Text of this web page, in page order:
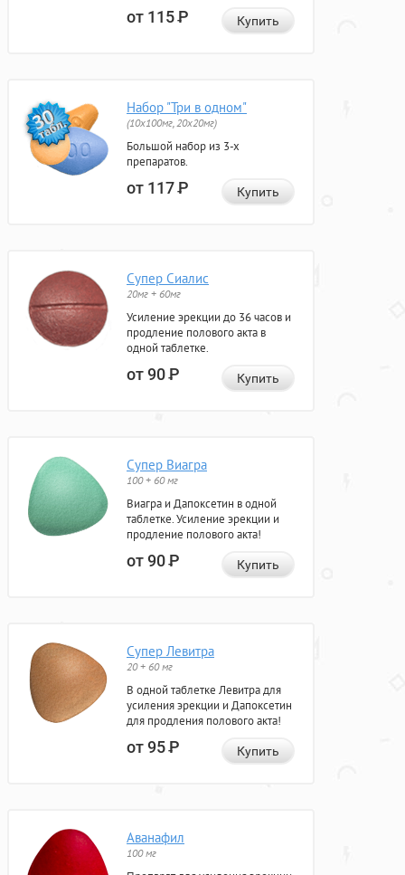
от 115Р Купить
Набор "Три в одном"
(10x100мг, 20x20мг)
Большой набор из 3-х
препаратов.
от 117Р Купить
Супер Сиалис
20мг + 60мг
Усиление эрекции до 36 часов и
продление полового акта в
одной таблетке.
от 90Р Купить
Супер Виагра
100 + 60 мг
Виагра и Дапоксетин в одной
таблетке. Усиление эрекции и
продление полового акта!
от 90Р Купить
Супер Левитра
20 + 60 мг
В одной таблетке Левитра для
усиления эрекции и Дапоксетин
для продления полового акта!
от 95Р Купить
Аванафил
100 мг